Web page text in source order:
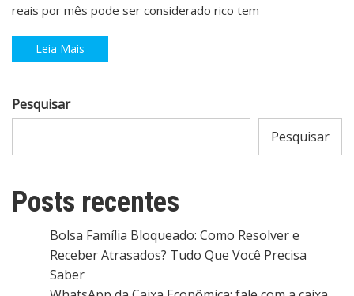
reais por mês pode ser considerado rico tem
Leia Mais
Pesquisar
Pesquisar
Posts recentes
Bolsa Família Bloqueado: Como Resolver e
Receber Atrasados? Tudo Que Você Precisa
Saber